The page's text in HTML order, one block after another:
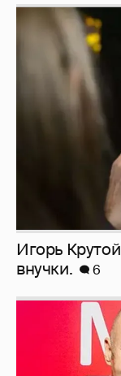
Игорь
внучки.
6